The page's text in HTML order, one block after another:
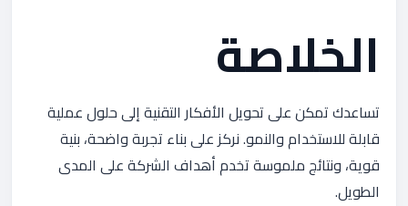
الخلاصة
تساعدك تمكن على تحويل الأفكار التقنية إلى حلول عملية
قابلة للاستخدام والنمو. نركز على بناء تجربة واضحة، بنية
قوية، ونتائج ملموسة تخدم أهداف الشركة على المدى
الطويل.